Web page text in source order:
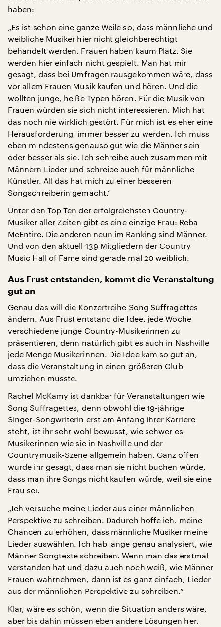
haben:
„Es ist schon eine ganze Weile so, dass männliche und
weibliche Musiker hier nicht gleichberechtigt
behandelt werden. Frauen haben kaum Platz. Sie
werden hier einfach nicht gespielt. Man hat mir
gesagt, dass bei Umfragen rausgekommen wäre, dass
vor allem Frauen Musik kaufen und hören. Und die
wollten junge, heiße Typen hören. Für die Musik von
Frauen würden sie sich nicht interessieren. Mich hat
das noch nie wirklich gestört. Für mich ist es eher eine
Herausforderung, immer besser zu werden. Ich muss
eben mindestens genauso gut wie die Männer sein
oder besser als sie. Ich schreibe auch zusammen mit
Männern Lieder und schreibe auch für männliche
Künstler. All das hat mich zu einer besseren
Songschreiberin gemacht.“
Unter den Top Ten der erfolgreichsten Country-
Musiker aller Zeiten gibt es eine einzige Frau: Reba
McEntire. Die anderen neun im Ranking sind Männer.
Und von den aktuell 139 Mitgliedern der Country
Music Hall of Fame sind gerade mal 20 weiblich.
Aus Frust entstanden, kommt die Veranstaltung
gut an
Genau das will die Konzertreihe Song Suffragettes
ändern. Aus Frust entstand die Idee, jede Woche
verschiedene junge Country-Musikerinnen zu
präsentieren, denn natürlich gibt es auch in Nashville
jede Menge Musikerinnen. Die Idee kam so gut an,
dass die Veranstaltung in einen größeren Club
umziehen musste.
Rachel McKamy ist dankbar für Veranstaltungen wie
Song Suffragettes, denn obwohl die 19-jährige
Singer-Songwriterin erst am Anfang ihrer Karriere
steht, ist ihr sehr wohl bewusst, wie schwer es
Musikerinnen wie sie in Nashville und der
Countrymusik-Szene allgemein haben. Ganz offen
wurde ihr gesagt, dass man sie nicht buchen würde,
dass man ihre Songs nicht kaufen würde, weil sie eine
Frau sei.
„Ich versuche meine Lieder aus einer männlichen
Perspektive zu schreiben. Dadurch hoffe ich, meine
Chancen zu erhöhen, dass männliche Musiker meine
Lieder auswählen. Ich hab lange genau analysiert, wie
Männer Songtexte schreiben. Wenn man das erstmal
verstanden hat und dazu auch noch weiß, wie Männer
Frauen wahrnehmen, dann ist es ganz einfach, Lieder
aus der männlichen Perspektive zu schreiben.“
Klar, wäre es schön, wenn die Situation anders wäre,
aber bis dahin müssen eben andere Lösungen her.